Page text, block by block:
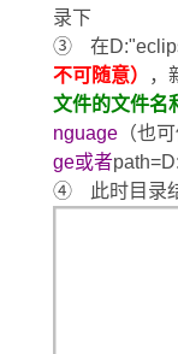
录下
③
在
不可随意）
，
文件的文件名
nguage （也
ge或者
④
此时目录